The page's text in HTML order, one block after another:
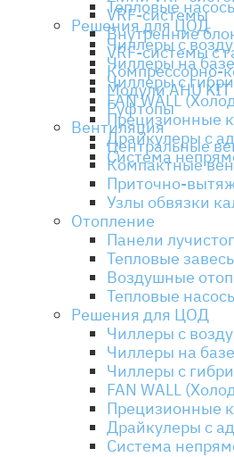
VRF-системы
Внутренние
VRF-системы с
Компрессорно-
Модули AHU
Руфтопы
Вентиляция
Центральные
Компактные
Приточно-
Узлы обвязки
Отопление
Панели
Тепловые
Воздушные
Тепловые
Решения для ЦОД
Чиллеры с
Чиллеры на
Чиллеры с
FAN WALL
Прецизионные
Драйкулеры с
Система
Тепловые
Решения для ЦОД
Чиллеры с
Чиллеры на
Чиллеры с
FAN WALL
Прецизионные
Драйкулеры с
Система